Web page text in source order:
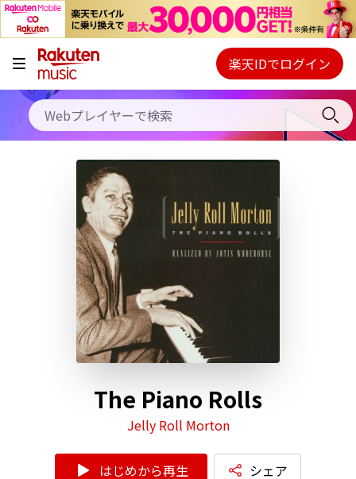
キャンペーン
料金プラン
使い方
初回30日間無料お試し
Webプレイヤー
ご契約内容の確認・変更
楽天IDでログイン
The Piano Rolls
Jelly Roll Morton
はじめから再生 シェア